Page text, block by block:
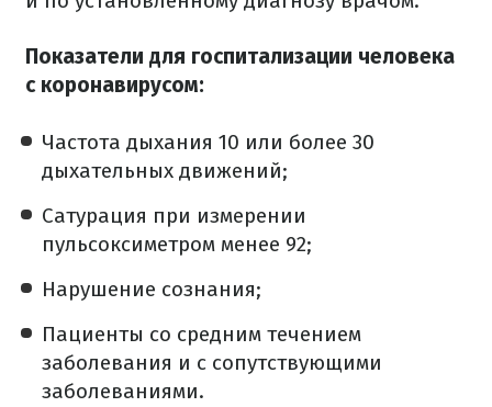
Показатели для госпитализации человека
с коронавирусом:
Частота дыхания 10 или более 30
дыхательных движений;
Сатурация при измерении
пульсоксиметром менее 92;
Нарушение сознания;
Пациенты со средним течением
заболевания и с сопутствующими
заболеваниями.